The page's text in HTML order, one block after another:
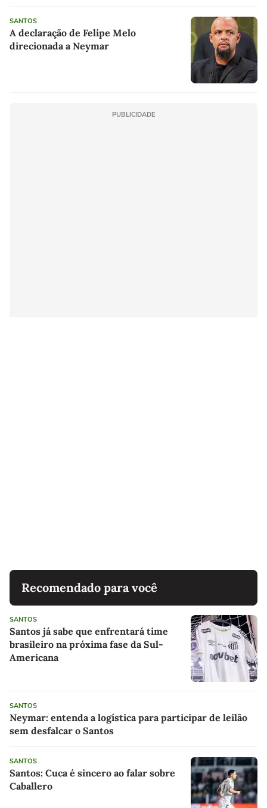
SANTOS
A declaração de Felipe Melo
direcionada a Neymar
PUBLICIDADE
Recomendado para você
SANTOS
Santos já sabe que enfrentará time
brasileiro na próxima fase da Sul-
Americana
SANTOS
Neymar: entenda a logística para participar de leilão
sem desfalcar o Santos
SANTOS
Santos: Cuca é sincero ao falar sobre
Caballero